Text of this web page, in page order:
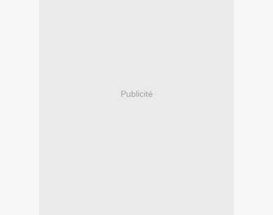
Publicité